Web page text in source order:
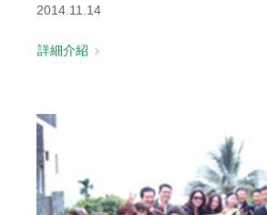
2014.11.14
詳細介紹